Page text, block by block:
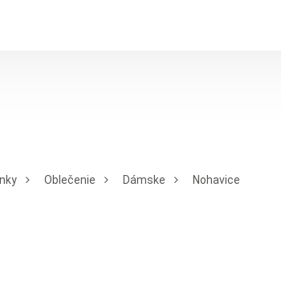
Oblečenie Dámske Nohavice